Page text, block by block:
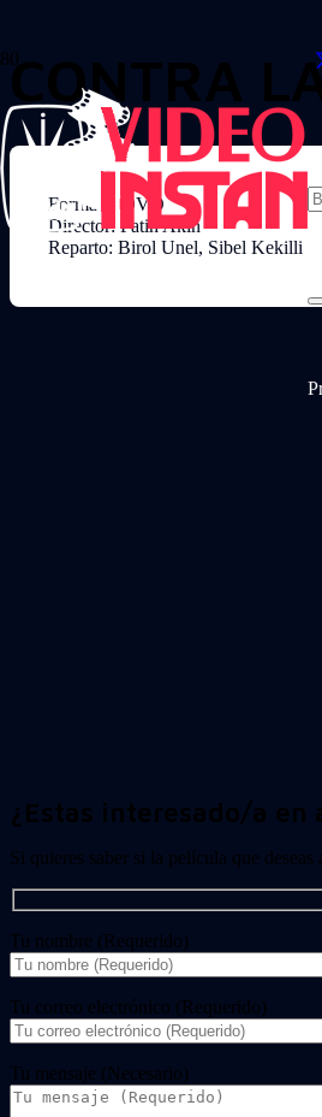
CONTRA
Formato: DVD
Director: Fatih Akin
Reparto: Birol Unel, Sibel Kekilli
¿Estas interesado/a en
Si quieres saber si la película que
Tu nombre (Requerido)
Tu correo electrónico (Requerido)
Tu mensaje (Necesario)